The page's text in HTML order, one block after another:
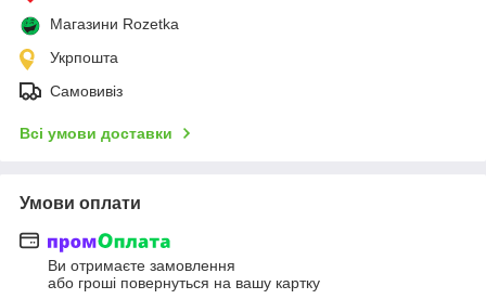
Магазини Rozetka
Укрпошта
Самовивіз
Всі умови доставки
Умови оплати
Ви отримаєте замовлення
або гроші повернуться на вашу картку